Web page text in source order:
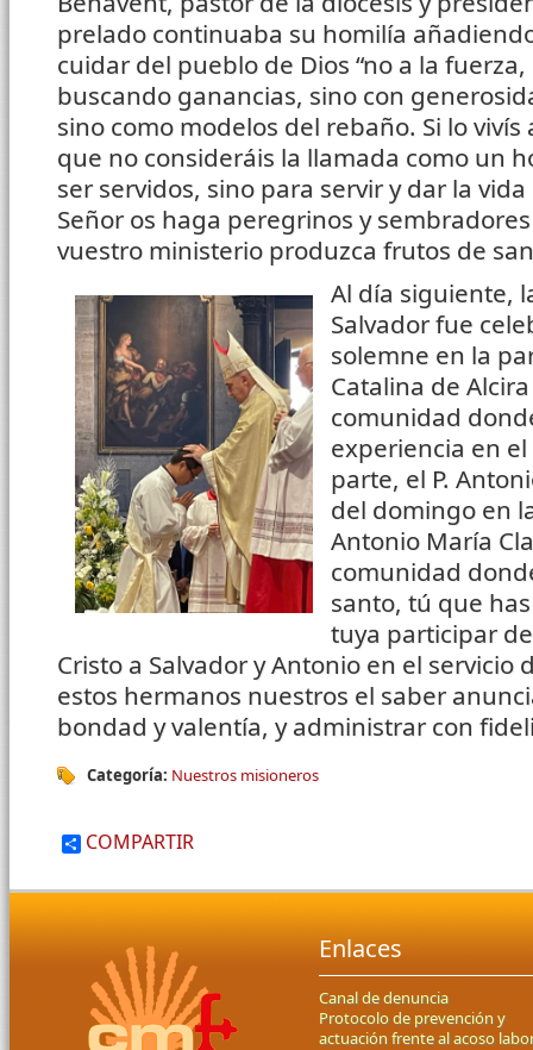
prelado continuaba su homilía
cuidar del pueblo de Dios “no a la
buscando ganancias, sino con
sino como modelos del rebaño. Si lo
que no consideráis la llamada como un
ser servidos, sino para servir y dar la vida
Señor os haga peregrinos y
vuestro ministerio produzca frutos de
Al día siguiente,
Salvador fue
solemne en la
Catalina de
comunidad
experiencia en
parte, el P.
del domingo en
Antonio María
comunidad
santo, tú que
tuya participar
Cristo a Salvador y Antonio en el servicio
estos hermanos nuestros el saber
bondad y valentía, y administrar con
Categoría: Nuestros misioneros
COMPARTIR
Enlaces
Canal de denuncia
Protocolo de prevención y
actuación frente al acoso